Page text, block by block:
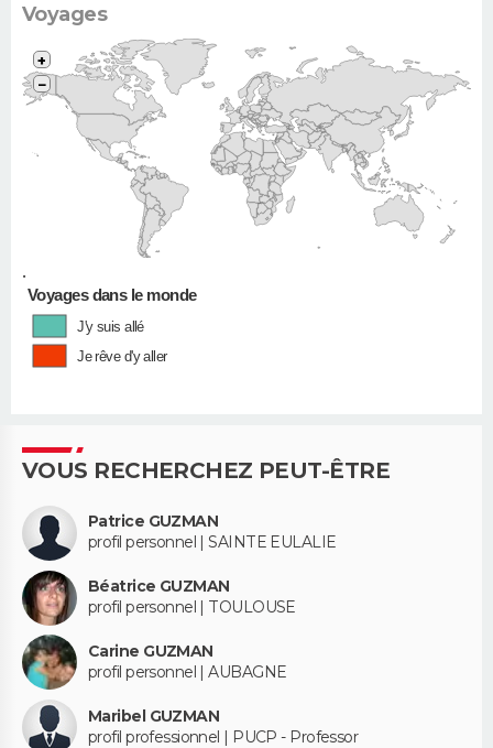
Voyages
•
+
−
Voyages dans le monde
J'y suis allé
Je rêve d'y aller
VOUS RECHERCHEZ PEUT-ÊTRE
Patrice GUZMAN
profil personnel | SAINTE EULALIE
Béatrice GUZMAN
profil personnel | TOULOUSE
Carine GUZMAN
profil personnel | AUBAGNE
Maribel GUZMAN
profil professionnel | PUCP - Professor